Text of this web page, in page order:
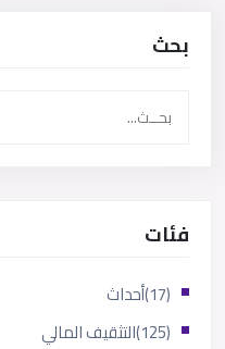
بحث
فئات
أحداث
(17)
التثقيف المالي
(125)